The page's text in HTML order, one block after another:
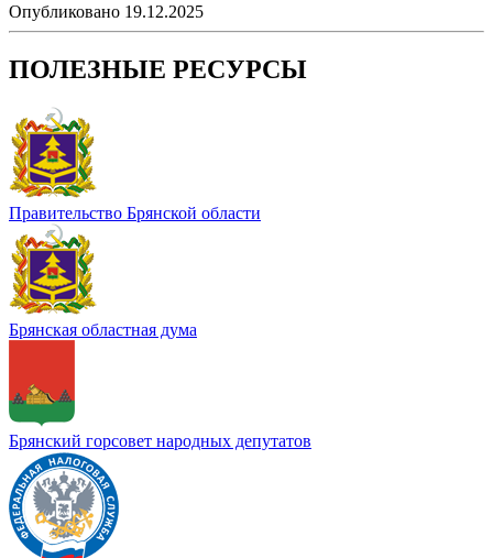
Опубликовано 19.12.2025
ПОЛЕЗНЫЕ РЕСУРСЫ
Правительство Брянской области
Брянская областная дума
Брянский горсовет народных депутатов